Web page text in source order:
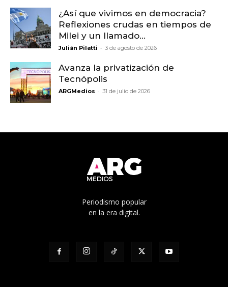
¿Así que vivimos en democracia?
Reflexiones crudas en tiempos de
Milei y un llamado...
Julián Pilatti - 3 de agosto de 2026
Avanza la privatización de
Tecnópolis
ARGMedios - 31 de julio de 2026
Periodismo popular
en la era digital.